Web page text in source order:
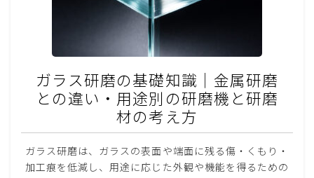
ガラス研磨の基礎知識｜金属研磨
との違い・用途別の研磨機と研磨
材の考え方
ガラス研磨は、ガラスの表面や端面に残る傷・くもり・
加工痕を低減し、用途に応じた外観や機能を得るための